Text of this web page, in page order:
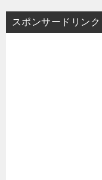
スポンサードリンク